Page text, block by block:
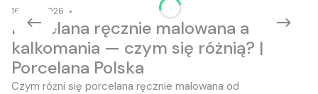
16-06-2026
Porcelana ręcznie malowana a
kalkomania — czym się różnią? |
Porcelana Polska
Czym różni się porcelana ręcznie malowana od